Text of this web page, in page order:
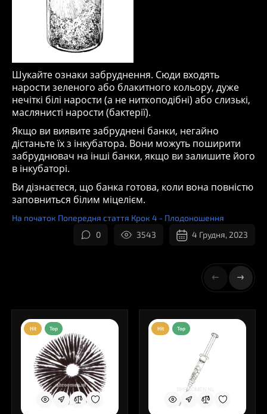
Шукайте ознаки забруднення. Сюди входять
нарости зеленого або блакитного кольору, дуже
нечіткі білі нарости (а не ниткоподібні) або слизькі,
маслянисті нарости (бактерії).
Якщо ви виявите забруднені банки, негайно
дістаньте їх з інкубатора. Вони можуть поширити
забруднювач на інші банки, якщо ви залишите його
в інкубаторі.
Ви дізнаєтеся, що банка готова, коли вона повністю
заповниться білим міцелієм.
На початок Попередня стаття Крок 4 - Плодоношення
0
3543 4 Грудня, 2023
Hit Top Hit Top